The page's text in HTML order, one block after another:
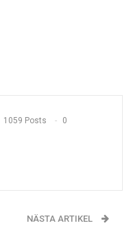
1059 Posts 0
NÄSTA ARTIKEL